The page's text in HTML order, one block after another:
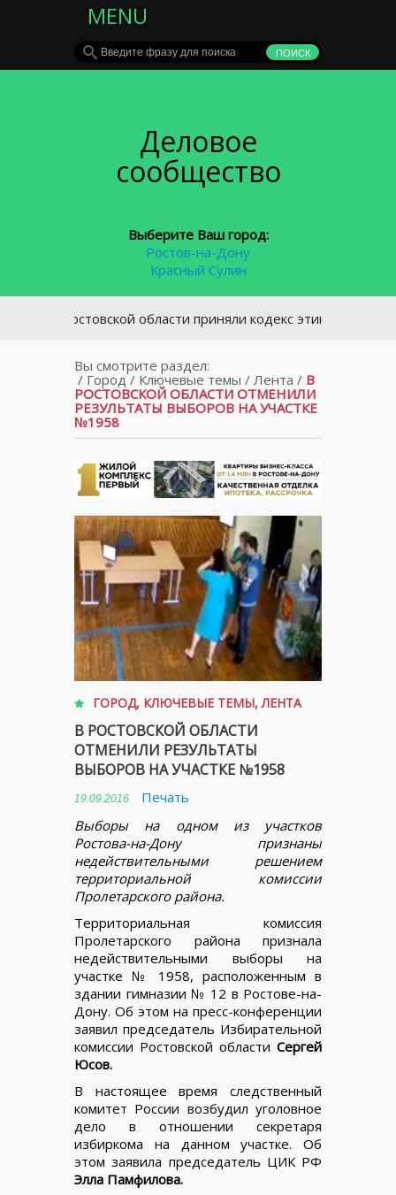
MENU
Деловое
сообщество
Выберите Ваш город:
Ростов-на-Дону
Красный Сулин
В Ростовской области приняли кодекс этики и
Вы смотрите раздел:
/ Город/ Ключевые темы / Лента / В
РОСТОВСКОЙ ОБЛАСТИ ОТМЕНИЛИ
РЕЗУЛЬТАТЫ ВЫБОРОВ НА УЧАСТКЕ
№1958
ГОРОД, КЛЮЧЕВЫЕ ТЕМЫ,ЛЕНТА
В РОСТОВСКОЙ ОБЛАСТИ
ОТМЕНИЛИ РЕЗУЛЬТАТЫ
ВЫБОРОВ НА УЧАСТКЕ №1958
19.09.2016
Печать
Выборы на одном из участков
Ростова-на-Дону признаны
недействительными решением
территориальной комиссии
Пролетарского района.
Территориальная комиссия
Пролетарского района признала
недействительными выборы на
участке № 1958, расположенным в
здании гимназии № 12 в Ростове-на-
Дону. Об этом на пресс-конференции
заявил председатель Избирательной
комиссии Ростовской области Сергей
Юсов.
В настоящее время следственный
комитет России возбудил уголовное
дело в отношении секретаря
избиркома на данном участке. Об
этом заявила председатель ЦИК РФ
Элла Памфилова.